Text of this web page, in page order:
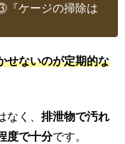
『ケージの掃除は
せないのが定期的な
く、 排泄物で汚れ
度で十分です。